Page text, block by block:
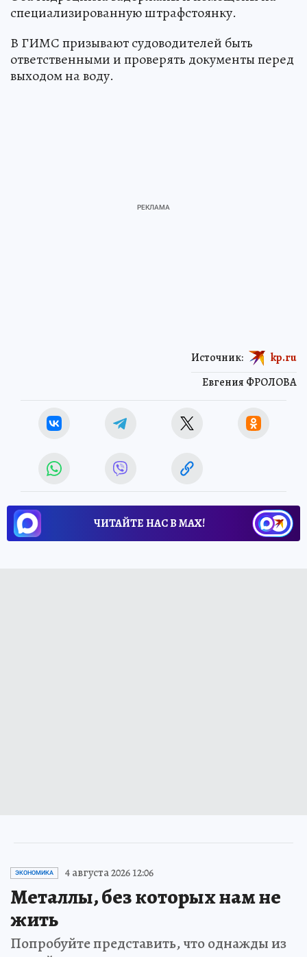
специализированную штрафстоянку.
В ГИМС призывают судоводителей быть
ответственными и проверять документы перед
выходом на воду.
Евгения ФРОЛОВА
Источник: kp.ru
ЧИТАЙТЕ НАС В МАХ!
ЭКОНОМИКА 4 августа 2026 12:06
Металлы, без которых нам не
жить
Попробуйте представить, что однажды из